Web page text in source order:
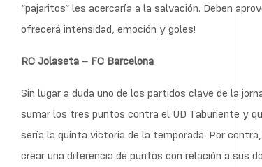
“pajaritos” les acercaría a la salvación. Deben
ofrecerá intensidad, emoción y goles!
RC Jolaseta – FC Barcelona
Sin lugar a duda uno de los partidos clave de la
sumar los tres puntos contra el UD Taburiente y
sería la quinta victoria de la temporada. Por
crear una diferencia de puntos con relación a sus